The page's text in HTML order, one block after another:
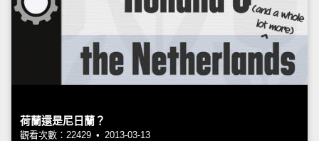
荷蘭還是尼日蘭？
觀看次數：22429 • 2013-03-13